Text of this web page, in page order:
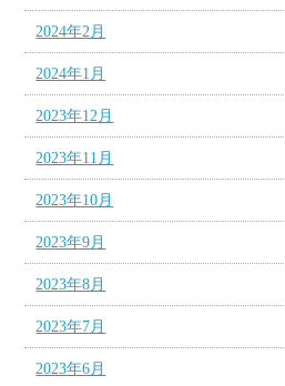
2024年2月
2024年1月
2023年12月
2023年11月
2023年10月
2023年9月
2023年8月
2023年7月
2023年6月